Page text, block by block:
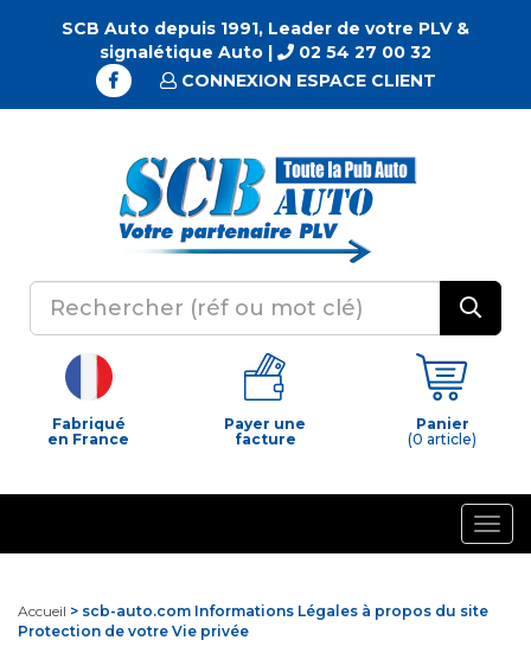
SCB Auto depuis 1991, Leader de votre PLV &
signalétique Auto |
02 54 27 00 32
CONNEXION ESPACE CLIENT
Fabriqué
en France
Payer une
facture
Panier
(0 article)
Accueil > scb-auto.com Informations Légales à propos du site
Protection de votre Vie privée